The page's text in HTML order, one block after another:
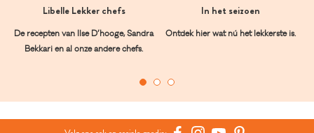
Libelle Lekker chefs
De recepten van Ilse D’hooge, Sandra
Bekkari en al onze andere chefs.
In het seizoen
Ontdek hier wat nú het lekkerste is.